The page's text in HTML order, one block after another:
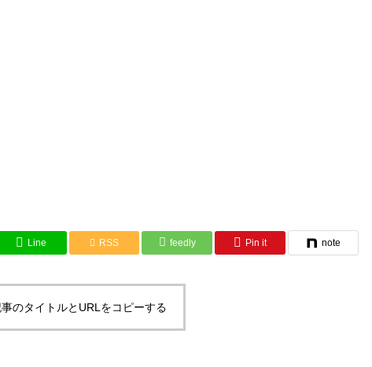
Line RSS feedly Pin it note
事のタイトルとURLをコピーする